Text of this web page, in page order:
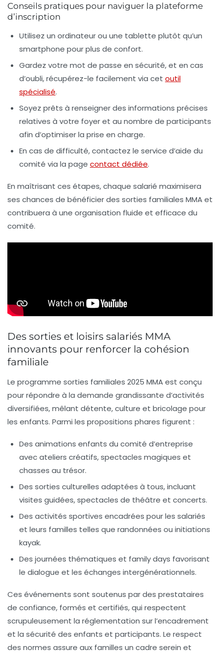
Conseils pratiques pour naviguer la plateforme
d’inscription
Utilisez un ordinateur ou une tablette plutôt qu’un
smartphone pour plus de confort.
Gardez votre mot de passe en sécurité, et en cas
d’oubli, récupérez-le facilement via cet outil
spécialisé.
Soyez prêts à renseigner des informations précises
relatives à votre foyer et au nombre de participants
afin d’optimiser la prise en charge.
En cas de difficulté, contactez le service d’aide du
comité via la page contact dédiée.
En maîtrisant ces étapes, chaque salarié maximisera
ses chances de bénéficier des sorties familiales MMAet
contribuera à une organisation fluide et efficace du
comité.
Des sorties et loisirs salariés MMA
innovants pour renforcer la cohésion
familiale
Le programme sorties familiales 2025 MMAest conçu
pour répondre à la demande grandissante d’activités
diversifiées, mêlant détente, culture et bricolage pour
les enfants. Parmi les propositions phares figurent :
Des animations enfants du comité d’entreprise
avec ateliers créatifs, spectacles magiques et
chasses au trésor.
Des sorties culturelles adaptées à tous, incluant
visites guidées, spectacles de théâtre et concerts.
Des activités sportives encadrées pour les salariés
et leurs familles telles que randonnées ou initiations
kayak.
Des journées thématiques et family days favorisant
le dialogue et les échanges intergénérationnels.
Ces événements sont soutenus par des prestataires
de confiance, formés et certifiés, qui respectent
scrupuleusement la réglementation sur l’encadrement
et la sécurité des enfants et participants. Le respect
des normes assure aux familles un cadre serein et